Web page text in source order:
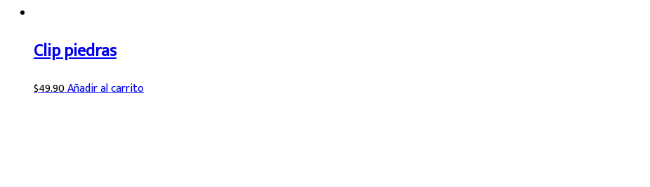
Clip piedras
$49.90Añadir al carrito